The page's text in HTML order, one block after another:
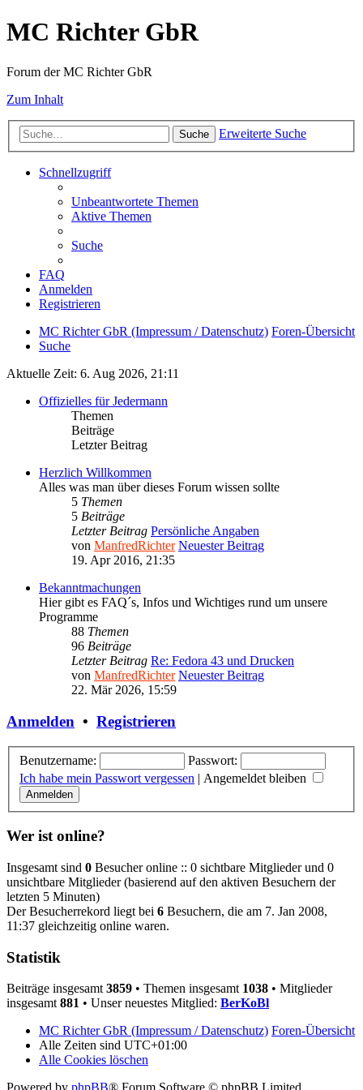
MC Richter GbR
Forum der MC Richter GbR
Zum Inhalt
Suche Erweiterte Suche
Schnellzugriff
Unbeantwortete Themen
Aktive Themen
Suche
FAQ
Anmelden
Registrieren
MC Richter GbR (Impressum / Datenschutz) Foren-Übersicht
Suche
Aktuelle Zeit: 6. Aug 2026, 21:11
Offizielles für Jedermann
Themen
Beiträge
Letzter Beitrag
Herzlich Willkommen
Alles was man über dieses Forum wissen sollte
5 Themen
5 Beiträge
Letzter Beitrag Persönliche Angaben
von ManfredRichter Neuester Beitrag
19. Apr 2016, 21:35
Bekanntmachungen
Hier gibt es FAQ´s, Infos und Wichtiges rund um unsere
Programme
88 Themen
96 Beiträge
Letzter Beitrag Re: Fedora 43 und Drucken
von ManfredRichter Neuester Beitrag
22. Mär 2026, 15:59
Anmelden • Registrieren
Benutzername:
Passwort:
Ich habe mein Passwort vergessen | Angemeldet bleiben
Wer ist online?
Insgesamt sind 0 Besucher online :: 0 sichtbare Mitglieder und 0
unsichtbare Mitglieder (basierend auf den aktiven Besuchern der
letzten 5 Minuten)
Der Besucherrekord liegt bei 6 Besuchern, die am 7. Jan 2008,
11:37 gleichzeitig online waren.
Statistik
Beiträge insgesamt 3859 • Themen insgesamt 1038 • Mitglieder
insgesamt 881 • Unser neuestes Mitglied: BerKoBl
MC Richter GbR (Impressum / Datenschutz) Foren-Übersicht
Alle Zeiten sind UTC+01:00
Alle Cookies löschen